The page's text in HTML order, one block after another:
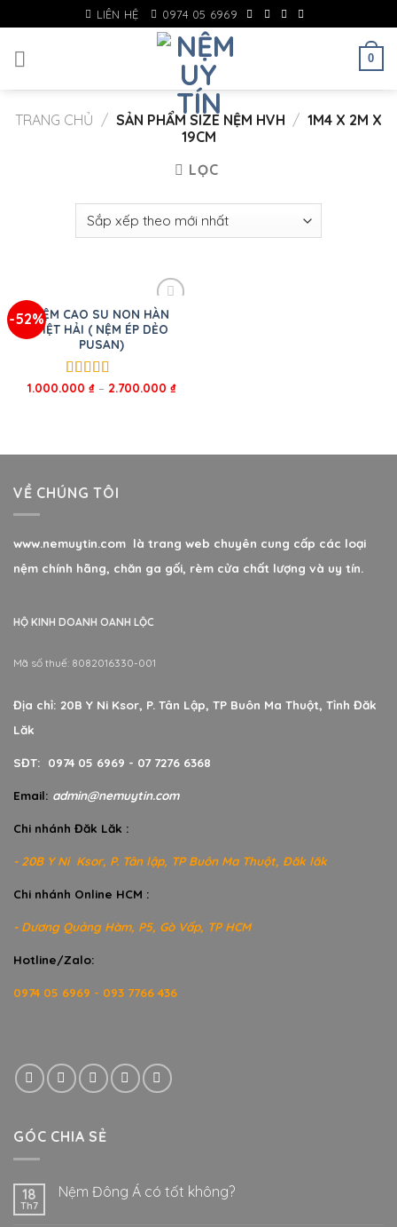
to
content
LIÊN HỆ 0974 05 6969
0
TRANG CHỦ / SẢN PHẨM SIZE NỆM HVH / 1M4 X 2M X
19CM
LỌC
-52%NỆM CAO SU NON HÀN
VIỆT HẢI ( NỆM ÉP DẺO
PUSAN)
Được xếp
1.000.000 ₫– 2.700.000 ₫
VỀ CHÚNG TÔI
www.nemuytin.com là trang web chuyên cung cấp các loại
nệm chính hãng, chăn ga gối, rèm cửa chất lượng và uy tín.
HỘ KINH DOANH OANH LỘC
Mã số thuế: 8082016330-001
Địa chỉ: 20B Y Ni Ksor, P. Tân Lập, TP Buôn Ma Thuột, Tỉnh Đăk
Lăk
SĐT: 0974 05 6969 - 07 7276 6368
Email: admin@nemuytin.com
Chi nhánh Đăk Lăk :
- 20B Y Ni Ksor, P. Tân lập, TP Buôn Ma Thuột, Đăk lăk
Chi nhánh Online HCM :
- Dương Quảng Hàm, P5, Gò Vấp, TP HCM
Hotline/Zalo:
0974 05 6969 - 093 7766 436
GÓC CHIA SẺ
18
Th7
Nệm Đông Á có tốt không?